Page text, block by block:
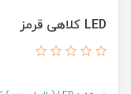
LED کلاهی قرمز